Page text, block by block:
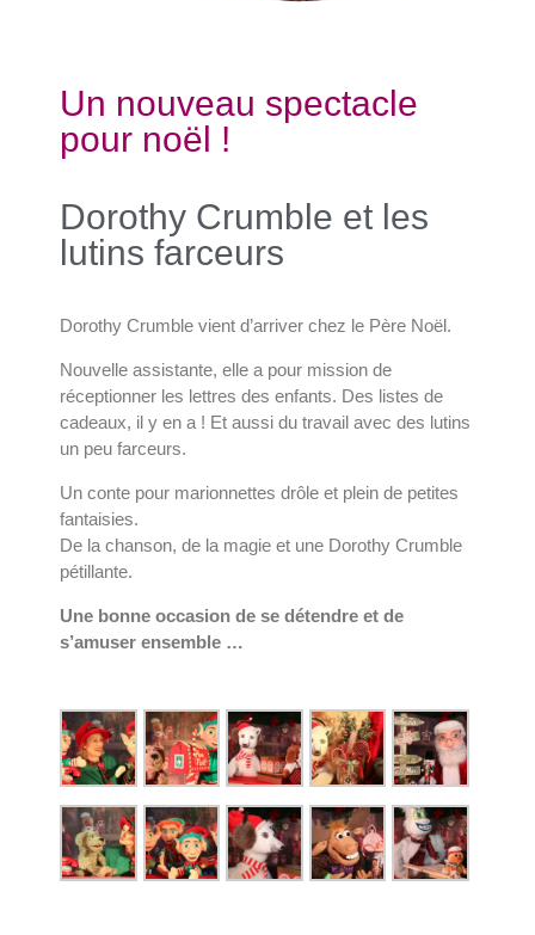
Un nouveau spectacle
pour noël !
Dorothy Crumble et les
lutins farceurs
Dorothy Crumble vient d’arriver chez le Père Noël.
Nouvelle assistante, elle a pour mission de
réceptionner les lettres des enfants. Des listes de
cadeaux, il y en a ! Et aussi du travail avec des lutins
un peu farceurs.
Un conte pour marionnettes drôle et plein de petites
fantaisies.
De la chanson, de la magie et une Dorothy Crumble
pétillante.
Une bonne occasion de se détendre et de
s’amuser ensemble …